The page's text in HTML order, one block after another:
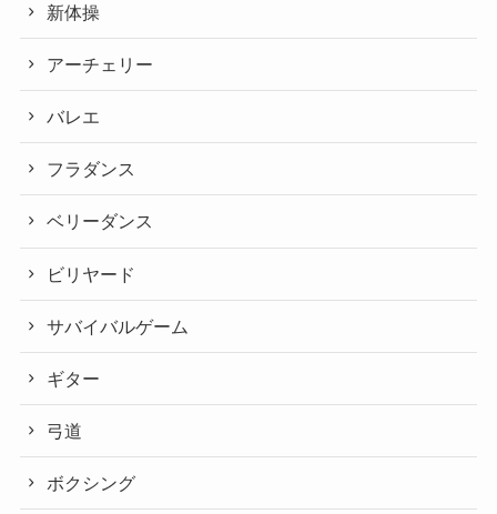
新体操
アーチェリー
バレエ
フラダンス
ベリーダンス
ビリヤード
サバイバルゲーム
ギター
弓道
ボクシング